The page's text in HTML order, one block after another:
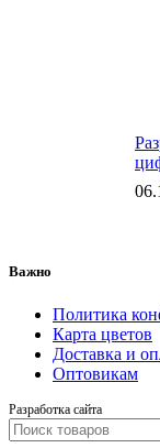
Важно
Политика
Карта цветов
Доставка и
Оптовикам
Разработка сайта